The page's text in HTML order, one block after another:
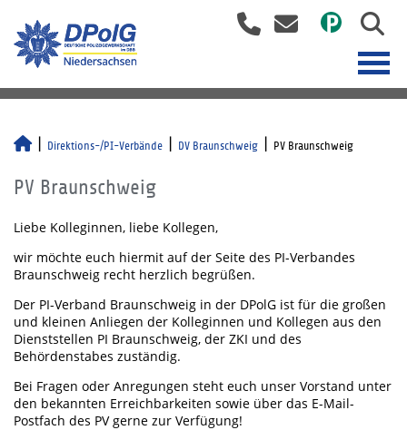
Direktions-/PI-Verbände DV Braunschweig PV Braunschweig
PV Braunschweig
Liebe Kolleginnen, liebe Kollegen,
wir möchte euch hiermit auf der Seite des PI-Verbandes
Braunschweig recht herzlich begrüßen.
Der PI-Verband Braunschweig in der DPolG ist für die großen
und kleinen Anliegen der Kolleginnen und Kollegen aus den
Dienststellen PI Braunschweig, der ZKI und des
Behördenstabes zuständig.
Bei Fragen oder Anregungen steht euch unser Vorstand unter
den bekannten Erreichbarkeiten sowie über das E-Mail-
Postfach des PV gerne zur Verfügung!